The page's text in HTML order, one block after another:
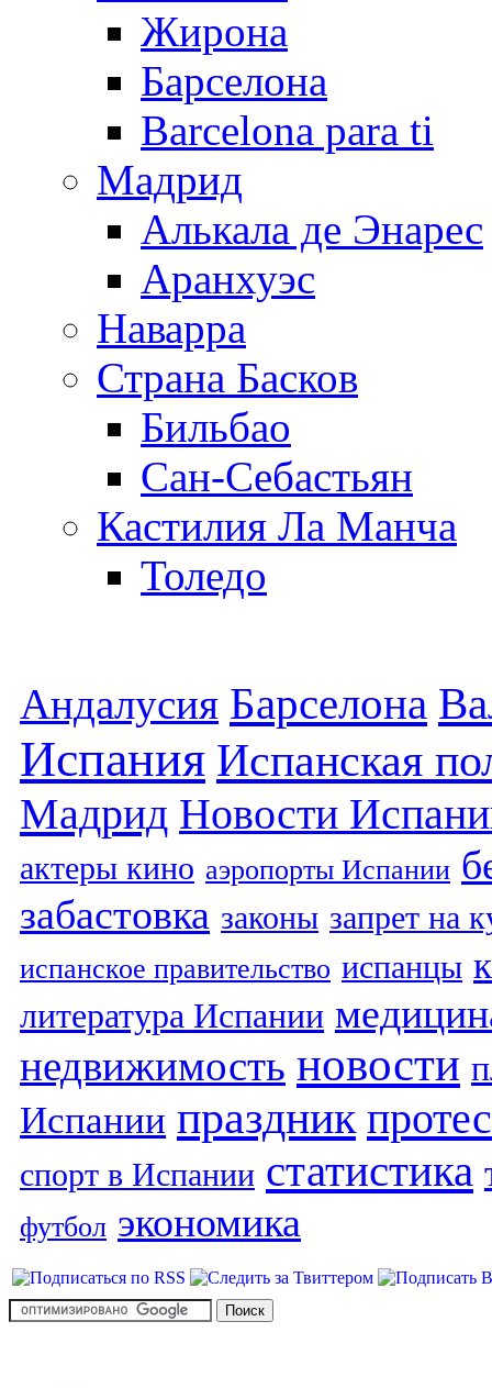
Жирона
Барселона
Barcelona para ti
Мадрид
Алькала де Энарес
Аранхуэс
Наварра
Страна Басков
Бильбао
Сан-Себастьян
Кастилия Ла Манча
Толедо
Андалусия Барселона
Испания Испанская
Мадрид Новости
актеры кино аэропорты Испании
забастовка законы запрет на
испанское правительство испанцы
литература Испании
недвижимость новости
Испании праздник
спорт в Испании статистика
футбол экономика